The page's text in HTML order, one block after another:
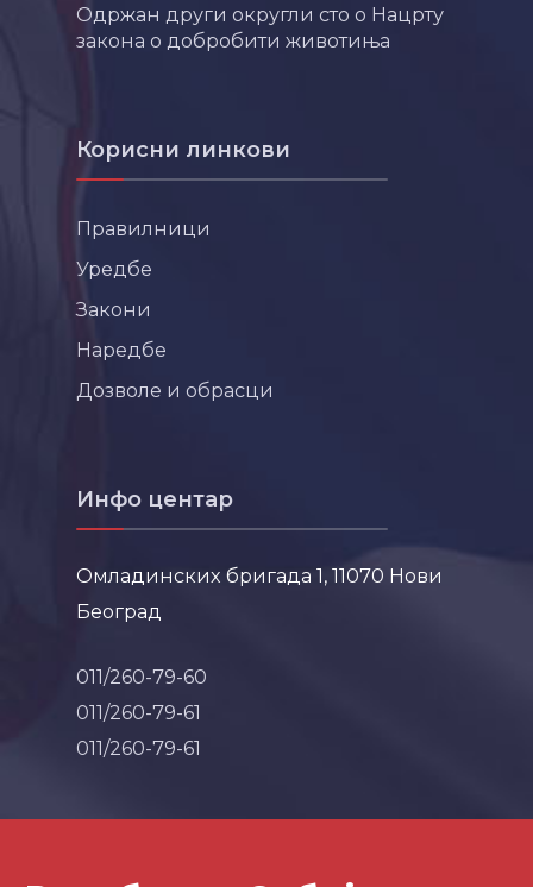
Одржан други округли сто о Нацрту
закона о добробити животиња
Корисни линкови
Правилници
Уредбе
Закони
Наредбе
Дозволе и обрасци
Инфо центар
Омладинских бригада 1, 11070 Нови
Београд
011/260-79-60
011/260-79-61
011/260-79-61